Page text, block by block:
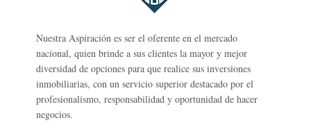
Nuestra Aspiración es ser el oferente en el mercado
nacional, quien brinde a sus clientes la mayor y mejor
diversidad de opciones para que realice sus inversiones
inmobiliarias, con un servicio superior destacado por el
profesionalismo, responsabilidad y oportunidad de hacer
negocios.